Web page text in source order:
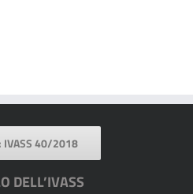
IVASS 40/2018
DELL’IVASS